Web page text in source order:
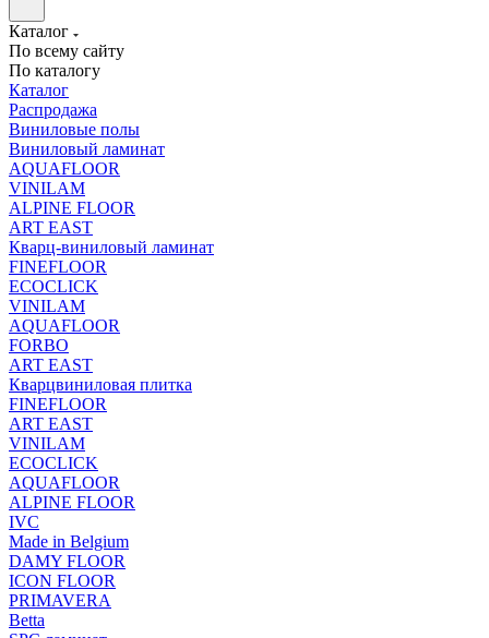
Каталог
По всему сайту
По каталогу
Каталог
Распродажа
Виниловые полы
Виниловый ламинат
AQUAFLOOR
VINILAM
ALPINE FLOOR
ART EAST
Кварц-виниловый ламинат
FINEFLOOR
ECOCLICK
VINILAM
AQUAFLOOR
FORBO
ART EAST
Кварцвиниловая плитка
FINEFLOOR
ART EAST
VINILAM
ECOCLICK
AQUAFLOOR
ALPINE FLOOR
IVC
Made in Belgium
DAMY FLOOR
ICON FLOOR
PRIMAVERA
Betta